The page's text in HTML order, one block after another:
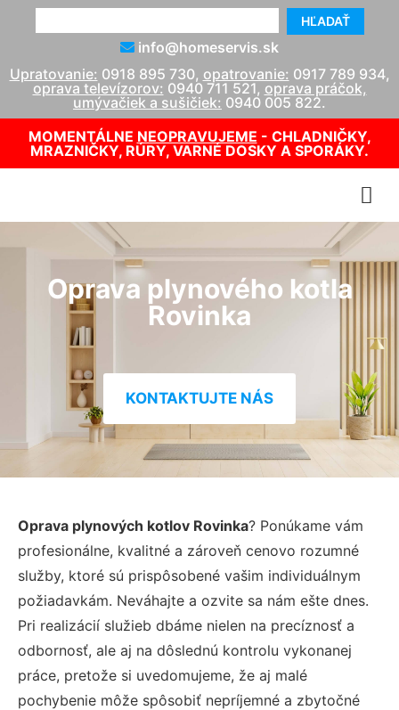
HĽADAŤ
info@homeservis.sk
Upratovanie: 0918 895 730, opatrovanie: 0917 789 934,
oprava televízorov: 0940 711 521, oprava práčok,
umývačiek a sušičiek: 0940 005 822.
MOMENTÁLNE NEOPRAVUJEME - CHLADNIČKY,
MRAZNIČKY, RÚRY, VARNÉ DOSKY A SPORÁKY.
Oprava plynového kotla
Rovinka
KONTAKTUJTE NÁS
Oprava plynových kotlov Rovinka? Ponúkame vám
profesionálne, kvalitné a zároveň cenovo rozumné
služby, ktoré sú prispôsobené vašim individuálnym
požiadavkám. Neváhajte a ozvite sa nám ešte dnes.
Pri realizácií služieb dbáme nielen na precíznosť a
odbornosť, ale aj na dôslednú kontrolu vykonanej
práce, pretože si uvedomujeme, že aj malé
pochybenie môže spôsobiť nepríjemné a zbytočné